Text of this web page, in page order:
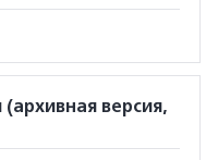
версия,